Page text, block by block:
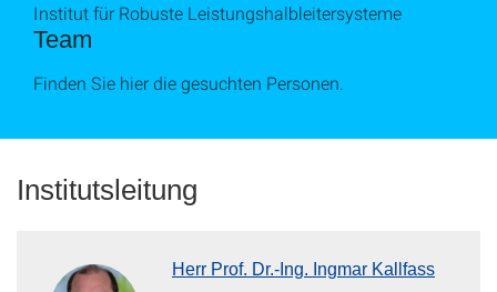
Team
Institut für Robuste Leistungshalbleitersysteme
Finden Sie hier die gesuchten Personen.
Institutsleitung
Herr Prof. Dr.-Ing. Ingmar Kallfass